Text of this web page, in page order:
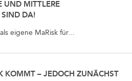
UND MITTLERE
SIND DA!
eigene MaRisk für...
KOMMT – JEDOCH ZUNÄCHST